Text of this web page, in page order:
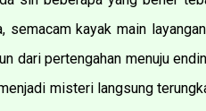
kayak main
dari pertengahan menuju
misteri langsung